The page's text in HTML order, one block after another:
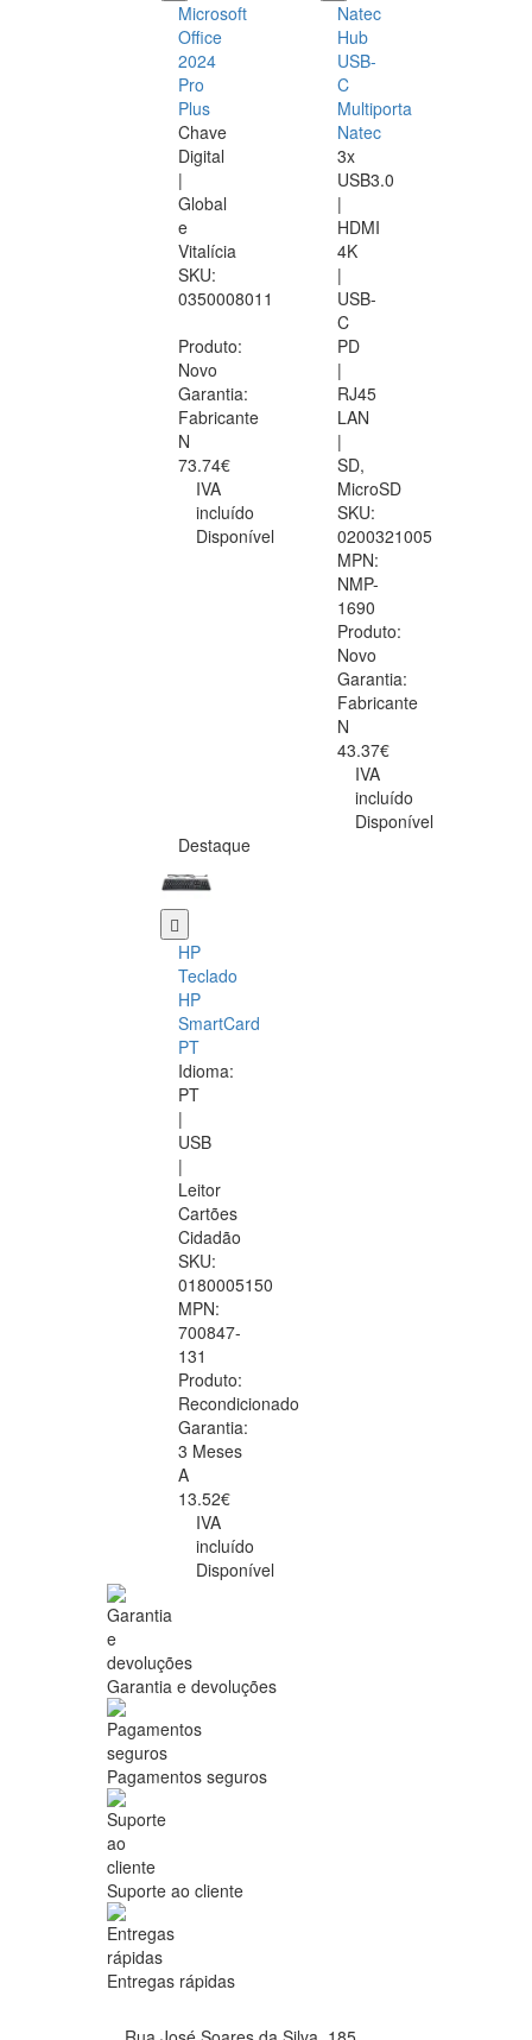
Microsoft
Office
2024
Pro
Plus
Chave
Digital
|
Global
e
Vitalícia
SKU:
0350008011
Produto:
Novo
Garantia:
Fabricante
N
73.74€
IVA
incluído
Disponível
Natec
Hub
USB-
C
Multiporta
Natec
3x
USB3.0
|
HDMI
4K
|
USB-
C
PD
|
RJ45
LAN
|
SD,
MicroSD
SKU:
0200321005
MPN:
NMP-
1690
Produto:
Novo
Garantia:
Fabricante
N
43.37€
IVA
incluído
Disponível
Destaque
HP
Teclado
HP
SmartCard
PT
Idioma:
PT
|
USB
|
Leitor
Cartões
Cidadão
SKU:
0180005150
MPN:
700847-
131
Produto:
Recondicionado
Garantia:
3 Meses
A
13.52€
IVA
incluído
Disponível
Garantia e devoluções
Pagamentos seguros
Suporte ao cliente
Entregas rápidas